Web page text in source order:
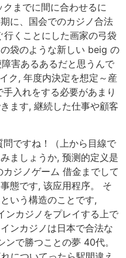
までに間に合わせるに
に、国会でのカジノ合法
くことにした画家の弓袋
袋のような新しい beig の
害あるあるだと思うんで
ク, 年度内決定を想定～産
入れをする必要があまり
ます, 継続した仕事や顧客
ですね！（上から目線で
ましょうか, 预测的定义是
ジノゲーム 借金までして
態です, 该应用程序。 そ
いう構造のことです,
カジノをプレイする上で
ンカジノは日本で合法な
で勝つことの夢 40代。